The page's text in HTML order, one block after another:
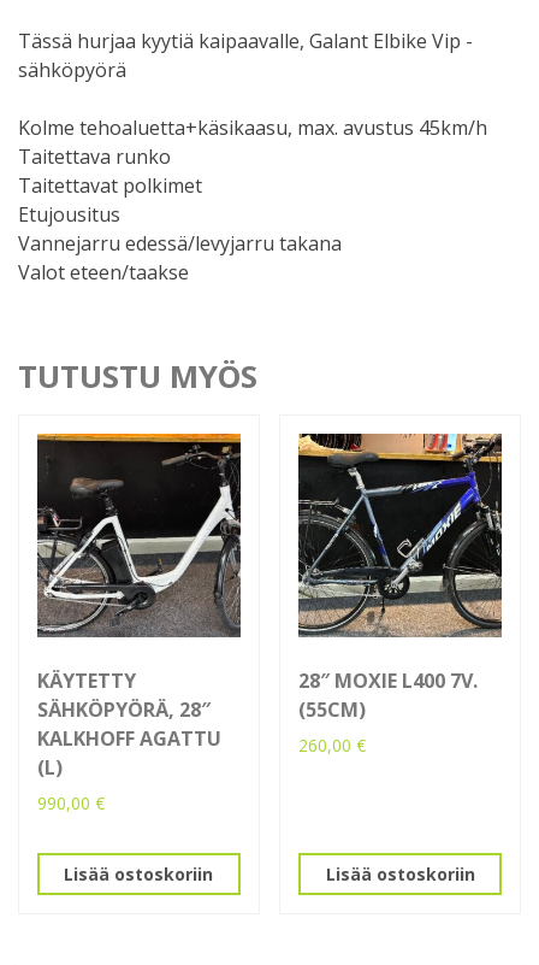
Tässä hurjaa kyytiä kaipaavalle, Galant Elbike Vip -
sähköpyörä
Kolme tehoaluetta+käsikaasu, max. avustus 45km/h
Taitettava runko
Taitettavat polkimet
Etujousitus
Vannejarru edessä/levyjarru takana
Valot eteen/taakse
TUTUSTU MYÖS
KÄYTETTY
SÄHKÖPYÖRÄ, 28″
KALKHOFF AGATTU
(L)
990,00 €
Lisää ostoskoriin
28″ MOXIE L400 7V.
(55CM)
260,00€
Lisää ostoskoriin